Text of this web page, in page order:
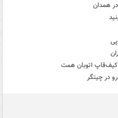
همدان
کیف‌قاپ اتوبان همت
در چیتگر